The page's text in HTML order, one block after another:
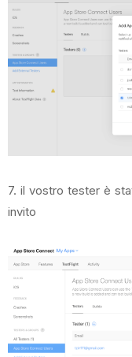
7. il vostro tester è
invito